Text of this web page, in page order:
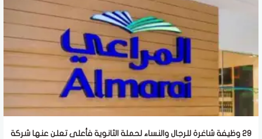
29 وظيفة شاغرة للرجال والنساء لحملة الثانوية فأعلى تعلن عنها شركة